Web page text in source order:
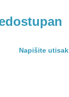
Napišite utisak